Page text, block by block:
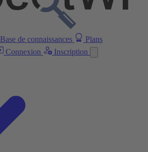
Base de connaissances
Plans
Connexion Inscription